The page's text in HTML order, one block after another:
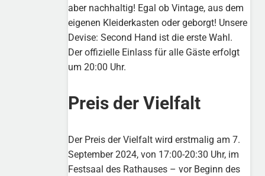
aber nachhaltig! Egal ob Vintage, aus dem
eigenen Kleiderkasten oder geborgt! Unsere
Devise: Second Hand ist die erste Wahl.
Der offizielle Einlass für alle Gäste erfolgt
um 20:00 Uhr.
Preis der Vielfalt
Der Preis der Vielfalt wird erstmalig am 7.
September 2024, von 17:00-20:30 Uhr, im
Festsaal des Rathauses – vor Beginn des